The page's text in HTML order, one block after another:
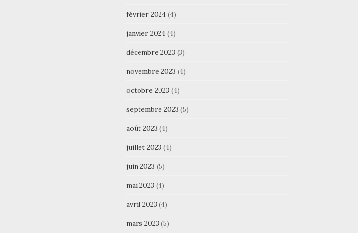
février 2024(4)
janvier 2024(4)
décembre 2023 (3)
novembre 2023 (4)
octobre 2023 (4)
septembre 2023 (5)
août 2023 (4)
juillet 2023 (4)
juin 2023 (5)
mai 2023 (4)
avril 2023 (4)
mars 2023 (5)